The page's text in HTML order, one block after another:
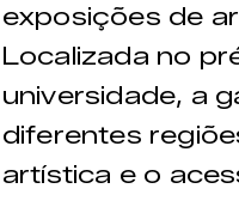
exposições de
Localizada no
universidade, a
diferentes
artística e o